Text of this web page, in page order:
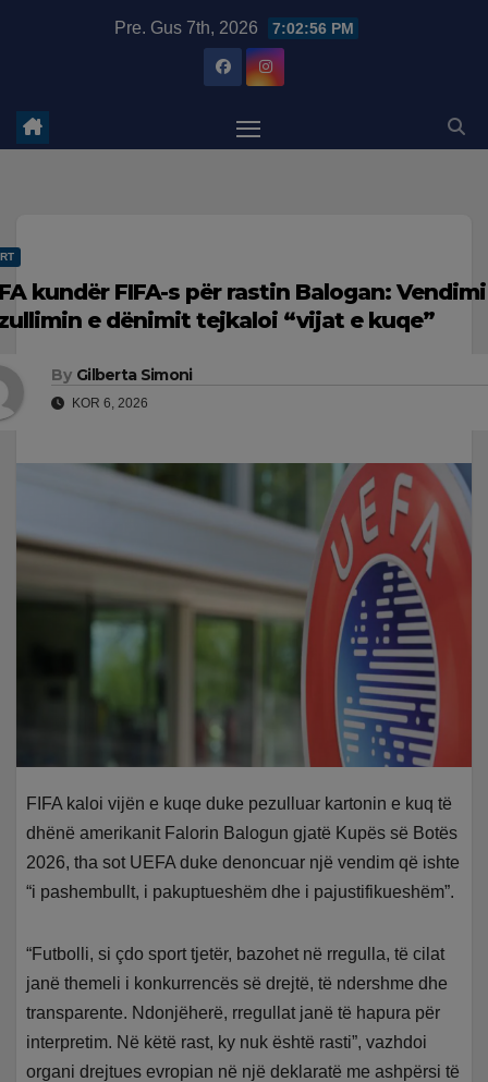
Pre. Gus 7th, 2026 7:02:57 PM
kundër FIFA-s për rastin Balogan:
e dënimit tejkaloi “vijat e kuqe”
By Gilberta Simoni
KOR 6, 2026
FIFA kaloi vijën e kuqe duke pezulluar kartonin e kuq të
dhënë amerikanit Falorin Balogun gjatë Kupës së Botës
2026, tha sot UEFA duke denoncuar një vendim që ishte
“i pashembullt, i pakuptueshëm dhe i pajustifikueshëm”.
“Futbolli, si çdo sport tjetër, bazohet në rregulla, të cilat
janë themeli i konkurrencës së drejtë, të ndershme dhe
transparente. Ndonjëherë, rregullat janë të hapura për
interpretim. Në këtë rast, ky nuk është rasti”, vazhdoi
organi drejtues evropian në një deklaratë me ashpërsi të